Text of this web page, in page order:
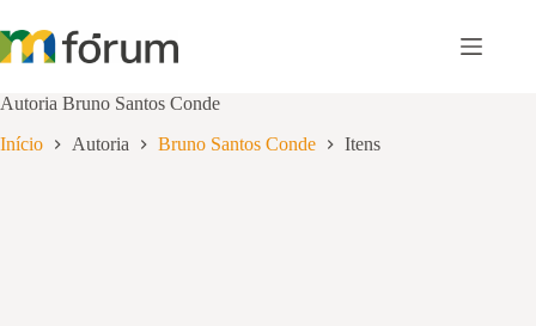
para
o
Autoria Bruno Santos Conde
Início Autoria Bruno Santos Conde Itens